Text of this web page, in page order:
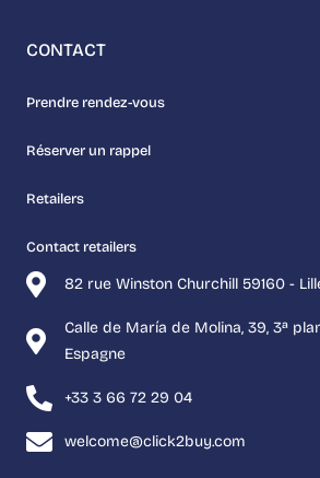
82 rue Winston Churchill 59160 -
Calle de María de Molina, 39, 3ª
Espagne
+33 3 66 72 29 04
welcome@click2buy.com
CONTACT
Prendre rendez-vous
Réserver un rappel
Retailers
Contact retailers